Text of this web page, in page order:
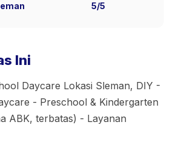
5/5
Ini
Daycare Lokasi Sleman, DIY -
- Preschool & Kindergarten
ABK, terbatas) - Layanan